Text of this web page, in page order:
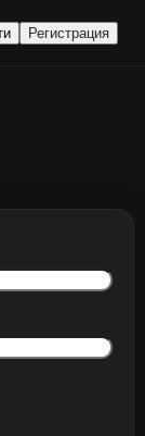
Регистрация